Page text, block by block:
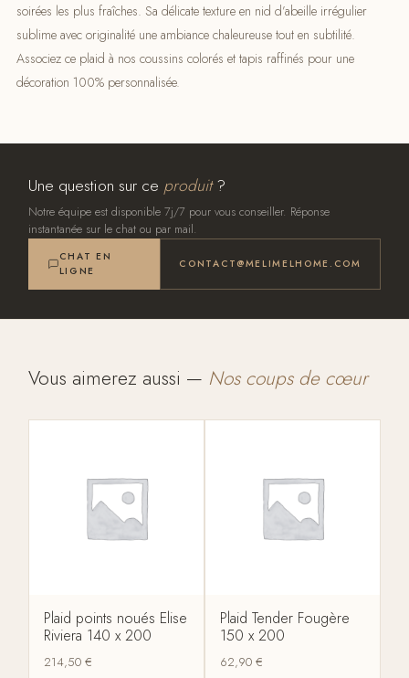
soirées les plus fraîches. Sa délicate texture en nid d’abeille irrégulier
sublime avec originalité une ambiance chaleureuse tout en subtilité.
Associez ce plaid à nos coussins colorés et tapis raffinés pour une
décoration 100% personnalisée.
Une question sur ce produit?
Notre équipe est disponible 7j/7 pour vous conseiller. Réponse
instantanée sur le chat ou par mail.
CHAT EN
LIGNE
CONTACT@MELIMELHOME.COM
Vous aimerez aussi — Nos coups de cœur
Plaid points noués Elise
Riviera 140 x 200
214,50€
Plaid Tender Fougère
150 x 200
62,90 €